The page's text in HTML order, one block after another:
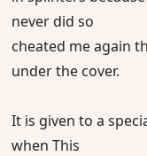
never did so
cheated me again
under the cover.
It is given to a
when This